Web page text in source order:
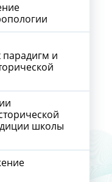
парадигм и
школы